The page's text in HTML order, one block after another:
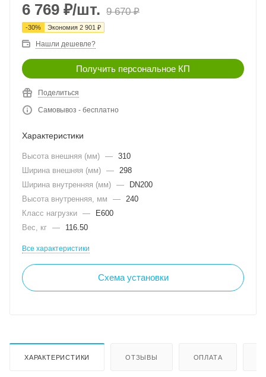
6 769 ₽/шт. 9 670₽
-30% Экономия 2 901 ₽
Нашли дешевле?
Получить персональное КП
Поделиться
Самовывоз - бесплатно
Характеристики
Высота внешняя (мм) — 310
Ширина внешняя (мм) — 298
Ширина внутренняя (мм) —
DN200
Высота внутренняя, мм
— 240
Класс нагрузки —
E600
Вес, кг — 116.50
Все характеристики
Схема установки
ХАРАКТЕРИСТИКИ ОТЗЫВЫ ОПЛАТА